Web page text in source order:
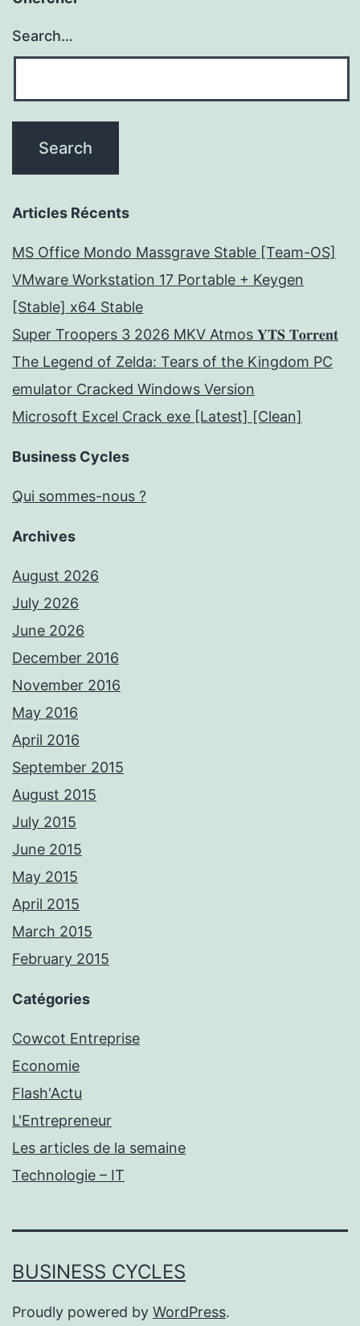
Search…
Articles Récents
MS Office Mondo Massgrave Stable [Team-OS]
VMware Workstation 17 Portable + Keygen
[Stable] x64 Stable
Super Troopers 3 2026 MKV Atmos 𝐘𝐓𝐒 𝐓𝐨𝐫𝐫𝐞𝐧𝐭
The Legend of Zelda: Tears of the Kingdom PC
emulator Cracked Windows Version
Microsoft Excel Crack exe [Latest] [Clean]
Business Cycles
Qui sommes-nous ?
Archives
August 2026
July 2026
June 2026
December 2016
November 2016
May 2016
April 2016
September 2015
August 2015
July 2015
June 2015
May 2015
April 2015
March 2015
February 2015
Catégories
Cowcot Entreprise
Economie
Flash'Actu
L'Entrepreneur
Les articles de la semaine
Technologie – IT
BUSINESS CYCLES
Proudly powered by WordPress.